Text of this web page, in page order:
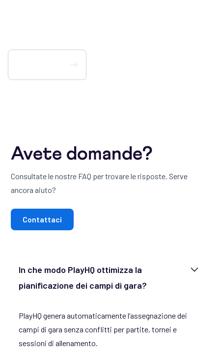
Avete domande?
Consultate le nostre FAQ per trovare le risposte. Serve
ancora aiuto?
Contattaci
In che modo PlayHQ ottimizza la
pianificazione dei campi di gara?
PlayHQ genera automaticamente l’assegnazione dei
campi di gara senza conflitti per partite, tornei e
sessioni di allenamento.